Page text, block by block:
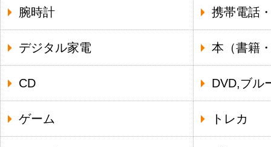
腕時計 携帯電話
デジタル家電 本（書籍
CD DVD,ブル
ゲーム トレカ